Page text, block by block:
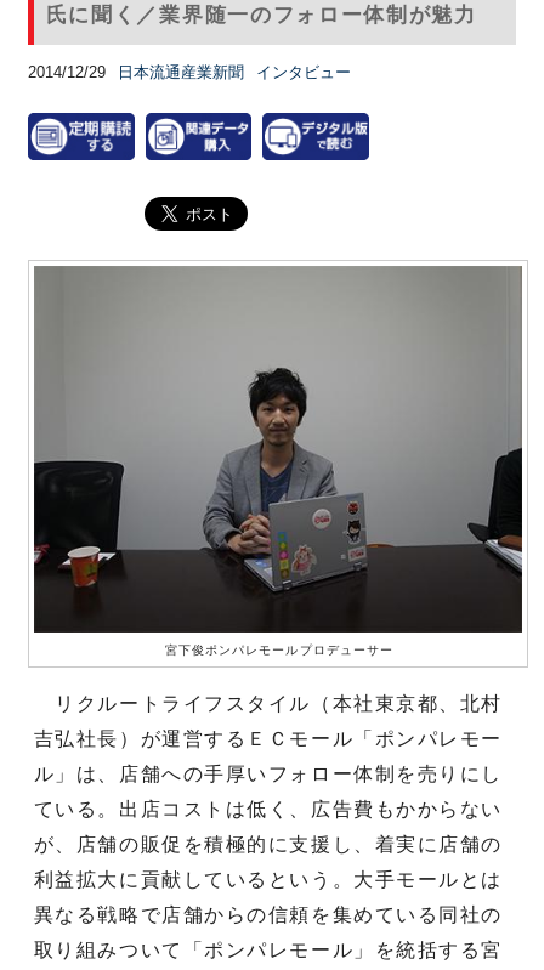
氏に聞く／業界随一のフォロー体制が魅力
2014/12/29 日本流通産業新聞 インタビュー
宮下俊ポンパレモールプロデューサー
リクルートライフスタイル（本社東京都、北村
吉弘社長）が運営するＥＣモール「ポンパレモー
ル」は、店舗への手厚いフォロー体制を売りにし
ている。出店コストは低く、広告費もかからない
が、店舗の販促を積極的に支援し、着実に店舗の
利益拡大に貢献しているという。大手モールとは
異なる戦略で店舗からの信頼を集めている同社の
取り組みついて「ポンパレモール」を統括する宮